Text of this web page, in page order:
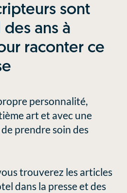
sont
ans à
raconter ce
personnalité,
art et avec une
prendre soin des
trouverez les articles
dans la presse et des